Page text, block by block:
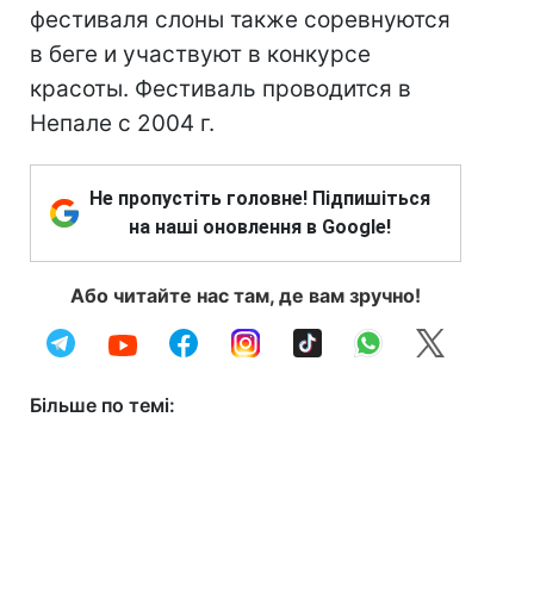
фестиваля слоны также соревнуются
в беге и участвуют в конкурсе
красоты. Фестиваль проводится в
Непале с 2004 г.
Не пропустіть головне! Підпишіться
на наші оновлення в Google!
Або читайте нас там, де вам зручно!
Більше по темі: